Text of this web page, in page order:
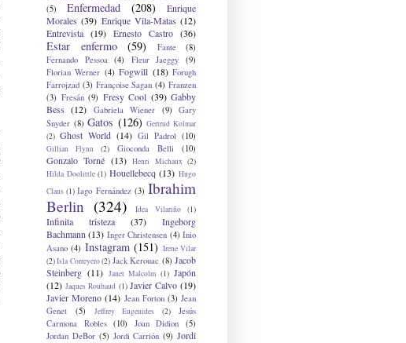
(5)
Enfermedad (208)
Enrique
Morales (39) Enrique Vila-Matas (12)
Entrevista (19) Ernesto Castro (36)
Estar enfermo (59) Fante
(8)
Fernando Pessoa
(4) Fleur Jaeggy
(9)
Florian Werner (4) Fogwill (18) Forugh
Farrojzad (3) Françoise Sagan (4) Franzen
(3) Fresán (9) Fresy Cool (39) Gabby
Bess (12) Gabriela Wiener (9)
Gary
Snyder (8) Gatos (126) Gertrud Kolmar
(2) Ghost World (14) Gil Padrol (10)
Gillian Flynn (2) Gioconda Belli (10)
Gonzalo Torné (13) Henri Michaux (2)
Hilda Doolittle (1) Houellebecq (13) Hugo
Claus (1) Iago Fernández (3) Ibrahim
Berlin (324) Idea Vilariño (1)
Infinita tristeza (37)
Ingeborg
Bachmann (13) Inger Christensen (4) Inio
Asano (4) Instagram (151) Irene Vilar
(2)Isla Correyero(2) Jack Kerouac (8) Jacob
Steinberg (11) Janet Malcolm (1) Japón
(12) Jaques Roubaud (1) Javier Calvo (19)
Javier Moreno (14) Jean Forton (3) Jean
Genet
(5) Jeffrey Eugenides (2)
Jesús
Carmona Robles
(10) Joan Didion
(5)
Jordan DeBor (5) Jordi Carrión (9) Jordi